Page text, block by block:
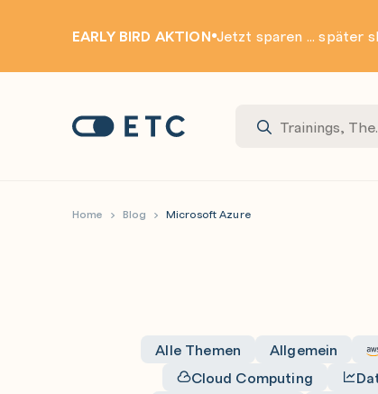
EARLY BIRD AKTION Jetzt sparen ... später
Startseite: ETC
Home Blog Microsoft Azure
Alle Themen Allgemein
Cloud Computing